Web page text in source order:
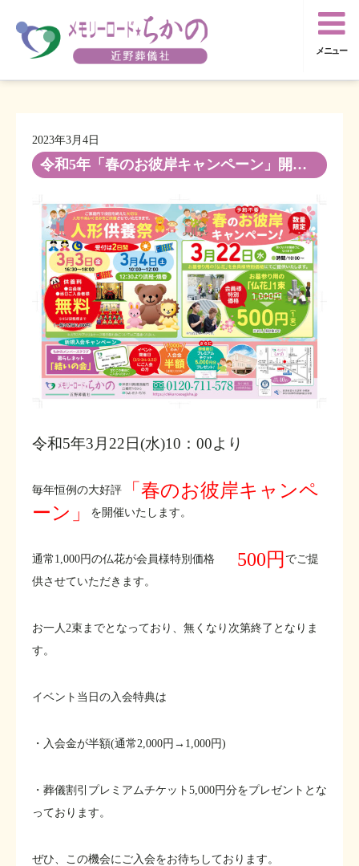
メニュー
2023年3月4日
令和5年「春のお彼岸キャンペーン」開催のお知らせ
令和5年3月22日(水)10：00より
毎年恒例の大好評
「春のお彼岸キャンペ
ーン」
を開催いたします。
通常1,000円の仏花が会員様特別価格 500円 でご提
供させていただきます。
お一人2束までとなっており、無くなり次第終了となりま
す。
イベント当日の入会特典は
・入会金が半額(通常2,000円→1,000円)
・葬儀割引プレミアムチケット5,000円分をプレゼントとな
っております。
ぜひ、この機会にご入会をお待ちしております。